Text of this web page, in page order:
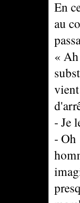
En
au
«
- Je
- Oh